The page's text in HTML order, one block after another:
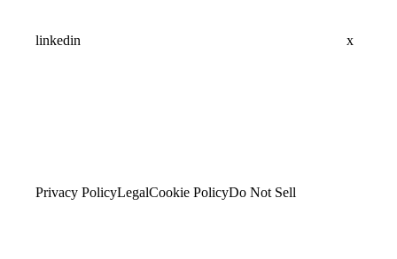
linkedin x
Privacy PolicyLegalCookie PolicyDo Not Sell